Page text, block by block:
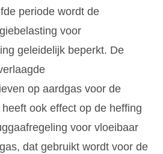
periode wordt de
voor
geleidelijk beperkt. De
op aardgas voor de
ook effect op de heffing
voor vloeibaar
dat gebruikt wordt voor de